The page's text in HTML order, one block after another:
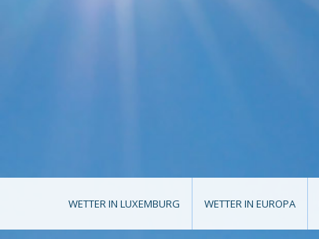
WETTER IN LUXEMBURG WETTER IN EUROPA